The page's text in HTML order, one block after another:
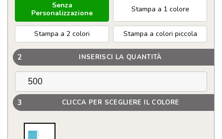
Senza
Personalizzazione
Stampa a 1 colore
Stampa a 2 colori Stampa a colori piccola
2 INSERISCI LA QUANTITÀ
3 CLICCA PER SCEGLIERE IL COLORE